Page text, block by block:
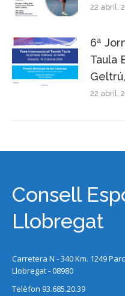
22 abril,
6ª
Taula
22 abril,
Consell
Llobregat
Carretera N - 340 Km. 1249
Llobregat - 08980
Telèfon 93.685.20.39